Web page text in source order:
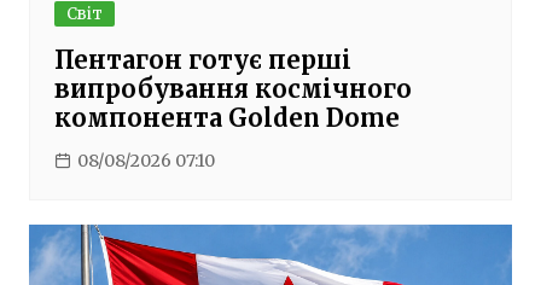
Світ
Пентагон готує перші
випробування космічного
компонента Golden Dome
08/08/2026 07:10